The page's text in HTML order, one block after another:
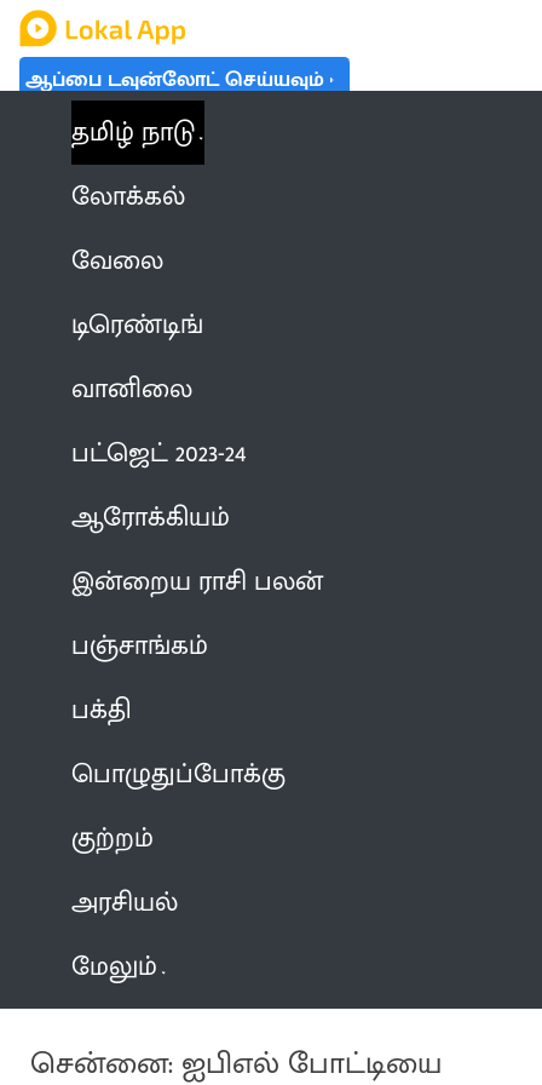
ஆப்பை டவுன்லோட் செய்யவும்
தமிழ் நாடு
லோக்கல்
வேலை
டிரெண்டிங்
வானிலை
பட்ஜெட் 2023-24
ஆரோக்கியம்
இன்றைய ராசி பலன்
பஞ்சாங்கம்
பக்தி
பொழுதுப்போக்கு
குற்றம்
அரசியல்
மேலும்
சென்னை: ஐபிஎல் போட்டியை